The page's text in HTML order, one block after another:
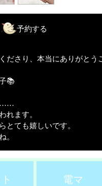
予約する
ださり、本当にありがとう
📚
……
れます。
とても嬉しいです。
。
電マ